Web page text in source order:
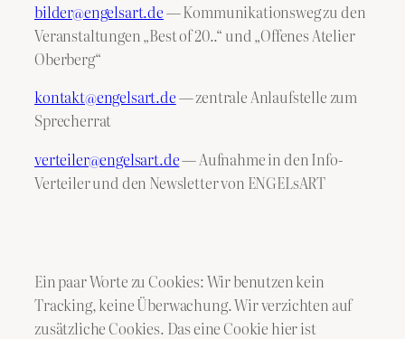
bilder@engelsart.de— Kommunikationsweg zu den
Veranstaltungen „Best of 20..“ und „Offenes Atelier
Oberberg“
kontakt@engelsart.de— zentrale Anlaufstelle zum
Sprecherrat
verteiler@engelsart.de— Aufnahme in den Info-
Verteiler und den Newsletter von ENGELsART
Ein paar Worte zu Cookies: Wir benutzen kein
Tracking, keine Überwachung. Wir verzichten auf
zusätzliche Cookies. Das eine Cookie hier ist